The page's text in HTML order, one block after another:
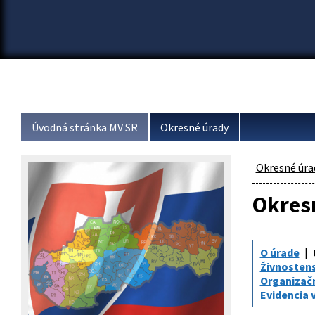
Úvodná stránka MV SR Okresné úrady
Okresné
O úrade
Evidencia